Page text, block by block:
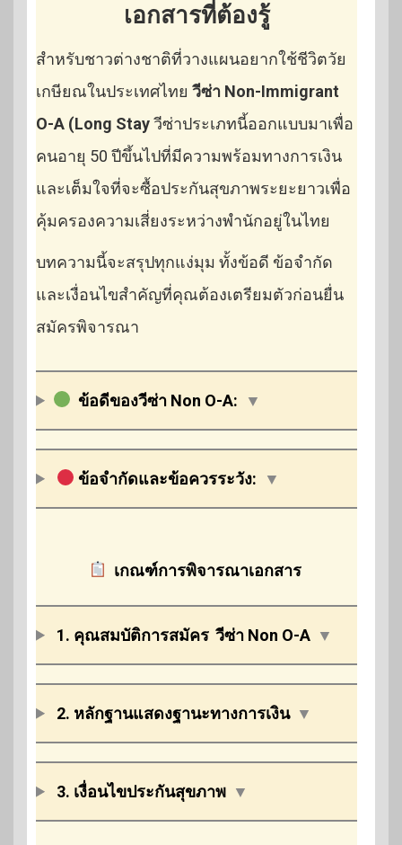
เอกสารที่ต้องรู้
สำหรับชาวต่างชาติที่วางแผนอยากใช้ชีวิตวัย
เกษียณในประเทศไทย วีซ่า Non-Immigrant
O-A (Long Stayวีซ่าประเภทนี้ออกแบบมาเพื่อ
คนอายุ 50 ปีขึ้นไปที่มีความพร้อมทางการเงิน
และเต็มใจที่จะซื้อประกันสุขภาพระยะยาวเพื่อ
คุ้มครองความเสี่ยงระหว่างพำนักอยู่ในไทย
บทความนี้จะสรุปทุกแง่มุม ทั้งข้อดี ข้อจำกัด
และเงื่อนไขสำคัญที่คุณต้องเตรียมตัวก่อนยื่น
สมัครพิจารณา
ข้อดีของวีซ่า Non O-A: ▼
ข้อจำกัดและข้อควรระวัง: ▼
เกณฑ์การพิจารณาเอกสาร
1. คุณสมบัติการสมัคร วีซ่า Non O-A ▼
2. หลักฐานแสดงฐานะทางการเงิน ▼
3. เงื่อนไขประกันสุขภาพ ▼